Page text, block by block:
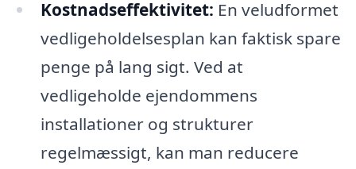
Kostnadseffektivitet: En veludformet
vedligeholdelsesplan kan faktisk spare
penge på lang sigt. Ved at
vedligeholde ejendommens
installationer og strukturer
regelmæssigt, kan man reducere